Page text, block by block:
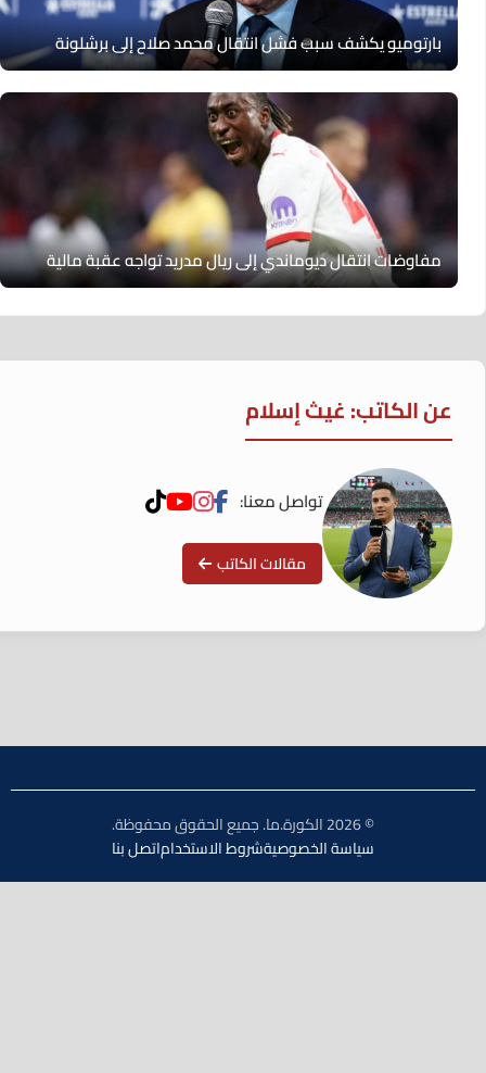
بارتوميو يكشف سبب فشل انتقال محمد صلاح إلى برشلونة
مفاوضات انتقال ديوماندي إلى ريال مدريد تواجه عقبة مالية
عن الكاتب: غيث إسلام
تواصل معنا:
مقالات الكاتب
سياسة الخصوصيةشروط الاستخداماتصل بنا